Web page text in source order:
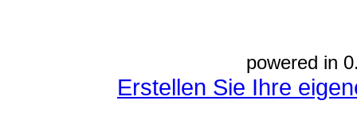
powered in
Erstellen Sie Ihre